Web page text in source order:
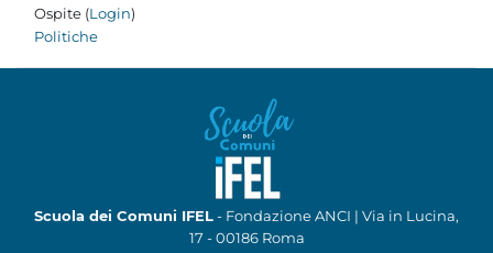
Ospite (Login)
Politiche
Scuola dei Comuni IFEL- Fondazione ANCI | Via in Lucina,
17 - 00186 Roma